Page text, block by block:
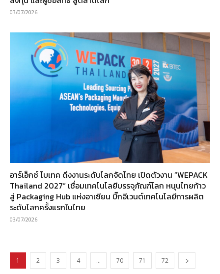
03/07/2026
อาร์เอ็กซ์ ไบเทค ดึงงานระดับโลกจัดไทย เปิดตัวงาน “WEPACK
Thailand 2027” เชื่อมเทคโนโลยีบรรจุภัณฑ์โลก หนุนไทยก้าว
สู่ Packaging Hub แห่งอาเซียน บิ๊กอีเวนต์เทคโนโลยีการผลิต
ระดับโลกครั้งแรกในไทย
03/07/2026
1 2 3 4 … 70 71 72